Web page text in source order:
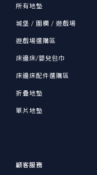
所有地墊
城堡 / 圍欄 / 遊戲場
遊戲場選購區
床邊床/嬰兒包巾
床邊床配件選購區
折疊地墊
單片地墊
顧客服務